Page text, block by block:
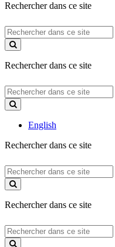
Rechercher dans ce site
Rechercher
dans
ce
Rechercher dans ce site
Rechercher
dans
ce
English
Rechercher dans ce site
Rechercher
dans
ce
Rechercher dans ce site
Rechercher
dans